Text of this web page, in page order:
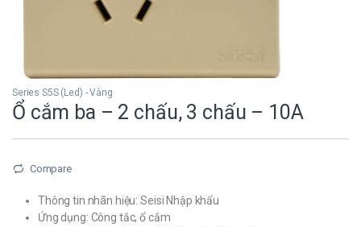
Series S5S (Led) - Vàng
Ổ cắm ba – 2 chấu, 3 chấu – 10A
Compare
Thông tin nhãn hiệu: Seisi Nhập khẩu
Ứng dụng: Công tắc, ổ cắm